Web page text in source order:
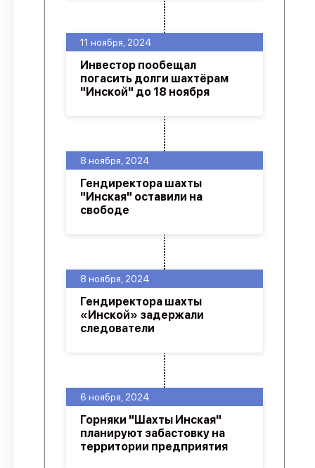
6 ноября, 2024
Горняки "Шахты Инская"
планируют забастовку на
территории предприятия
8 ноября, 2024
Гендиректора шахты
«Инской» задержали
следователи
8 ноября, 2024
Гендиректора шахты
"Инская" оставили на
свободе
11 ноября, 2024
Инвестор пообещал
погасить долги шахтёрам
"Инской" до 18 ноября